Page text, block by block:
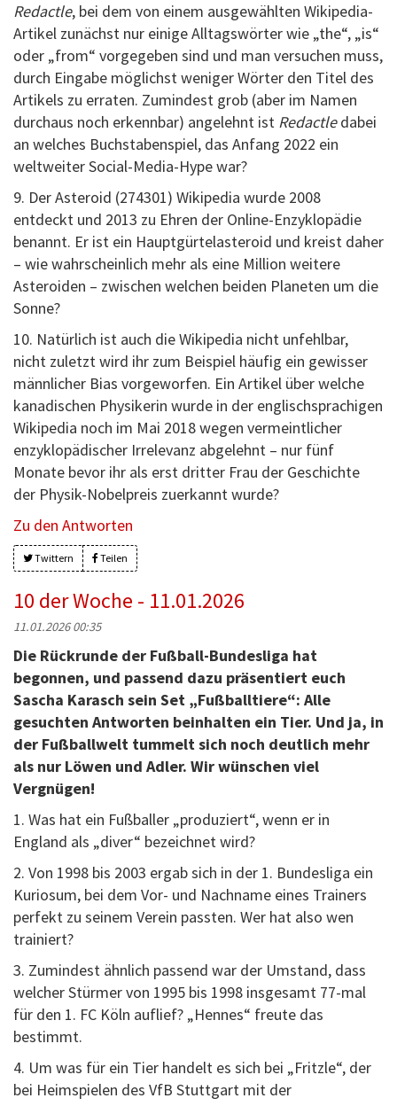
Redactle, bei dem von einem ausgewählten Wikipedia-
Artikel zunächst nur einige Alltagswörter wie „the“, „is“
oder „from“ vorgegeben sind und man versuchen muss,
durch Eingabe möglichst weniger Wörter den Titel des
Artikels zu erraten. Zumindest grob (aber im Namen
durchaus noch erkennbar) angelehnt ist Redactledabei
an welches Buchstabenspiel, das Anfang 2022 ein
weltweiter Social-Media-Hype war?
9. Der Asteroid (274301) Wikipedia wurde 2008
entdeckt und 2013 zu Ehren der Online-Enzyklopädie
benannt. Er ist ein Hauptgürtelasteroid und kreist daher
– wie wahrscheinlich mehr als eine Million weitere
Asteroiden – zwischen welchen beiden Planeten um die
Sonne?
10. Natürlich ist auch die Wikipedia nicht unfehlbar,
nicht zuletzt wird ihr zum Beispiel häufig ein gewisser
männlicher Bias vorgeworfen. Ein Artikel über welche
kanadischen Physikerin wurde in der englischsprachigen
Wikipedia noch im Mai 2018 wegen vermeintlicher
enzyklopädischer Irrelevanz abgelehnt – nur fünf
Monate bevor ihr als erst dritter Frau der Geschichte
der Physik-Nobelpreis zuerkannt wurde?
Zu den Antworten
Twittern Teilen
10 der Woche - 11.01.2026
11.01.2026 00:35
Die Rückrunde der Fußball-Bundesliga hat
begonnen, und passend dazu präsentiert euch
Sascha Karasch sein Set „Fußballtiere“: Alle
gesuchten Antworten beinhalten ein Tier. Und ja, in
der Fußballwelt tummelt sich noch deutlich mehr
als nur Löwen und Adler. Wir wünschen viel
Vergnügen!
1. Was hat ein Fußballer „produziert“, wenn er in
England als „diver“ bezeichnet wird?
2. Von 1998 bis 2003 ergab sich in der 1. Bundesliga ein
Kuriosum, bei dem Vor- und Nachname eines Trainers
perfekt zu seinem Verein passten. Wer hat also wen
trainiert?
3. Zumindest ähnlich passend war der Umstand, dass
welcher Stürmer von 1995 bis 1998 insgesamt 77-mal
für den 1. FC Köln auflief? „Hennes“ freute das
bestimmt.
4. Um was für ein Tier handelt es sich bei „Fritzle“, der
bei Heimspielen des VfB Stuttgart mit der